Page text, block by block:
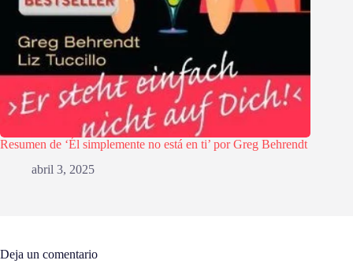
Resumen de ‘Él simplemente no está en ti’ por Greg Behrendt
abril 3, 2025
Deja un comentario